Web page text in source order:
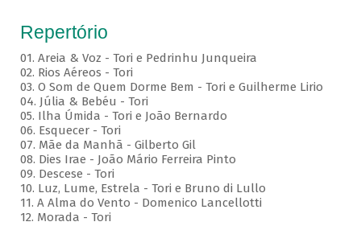
Repertório
01. Areia & Voz - Tori e Pedrinhu Junqueira
02. ⁠Rios Aéreos - Tori
03. O Som de Quem Dorme Bem - Tori e Guilherme Lirio
04. Júlia & Bebéu - Tori
05. Ilha Úmida - Tori e João Bernardo
06. Esquecer - Tori
07. Mãe da Manhã - Gilberto Gil
08. Dies Irae - João Mário Ferreira Pinto
09. Descese - Tori
10. Luz, Lume, Estrela - Tori e Bruno di Lullo
11. A Alma do Vento - Domenico Lancellotti
12. Morada - Tori